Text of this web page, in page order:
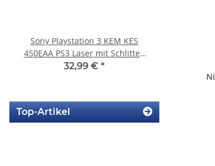
Sony Playstation 3 KEM KES
450EAA PS3 Laser mit Schlitten
Blu-Ray Laufwerk gebraucht
32,99 € *
Sony
450EAA
Top-Artikel